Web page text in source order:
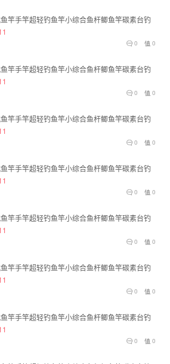
竿手竿超轻钓鱼竿小综合鱼杆鲫鱼竿碳素台钓
0
0
竿手竿超轻钓鱼竿小综合鱼杆鲫鱼竿碳素台钓
0
0
竿手竿超轻钓鱼竿小综合鱼杆鲫鱼竿碳素台钓
0
0
竿手竿超轻钓鱼竿小综合鱼杆鲫鱼竿碳素台钓
0
0
竿手竿超轻钓鱼竿小综合鱼杆鲫鱼竿碳素台钓
0
0
竿手竿超轻钓鱼竿小综合鱼杆鲫鱼竿碳素台钓
0
0
竿手竿超轻钓鱼竿小综合鱼杆鲫鱼竿碳素台钓
0
0